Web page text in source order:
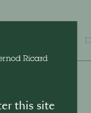
this site